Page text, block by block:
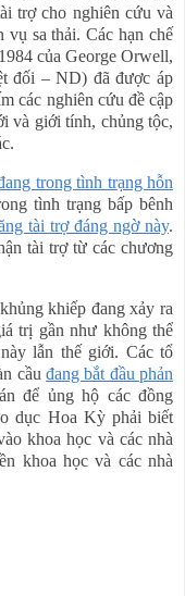
trợ cho nghiên cứu và
vụ sa thải. Các hạn chế
của George Orwell,
đối – ND) đã được áp
các nghiên cứu đề cập
và giới tính, chủng tộc,
trong tình trạng hỗn
tình trạng bấp bênh
tài trợ đáng ngờ này.
tài trợ từ các chương
khiếp đang xảy ra
trị gần như không thể
lẫn thế giới. Các tổ
cầuđang bắt đầu phản
để ủng hộ các đồng
dục Hoa Kỳ phải biết
khoa học và các nhà
khoa học và các nhà